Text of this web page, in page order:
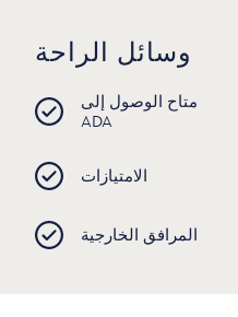
وسائل الراحة
متاح الوصول إلى
ADA
الامتيازات
المرافق الخارجية